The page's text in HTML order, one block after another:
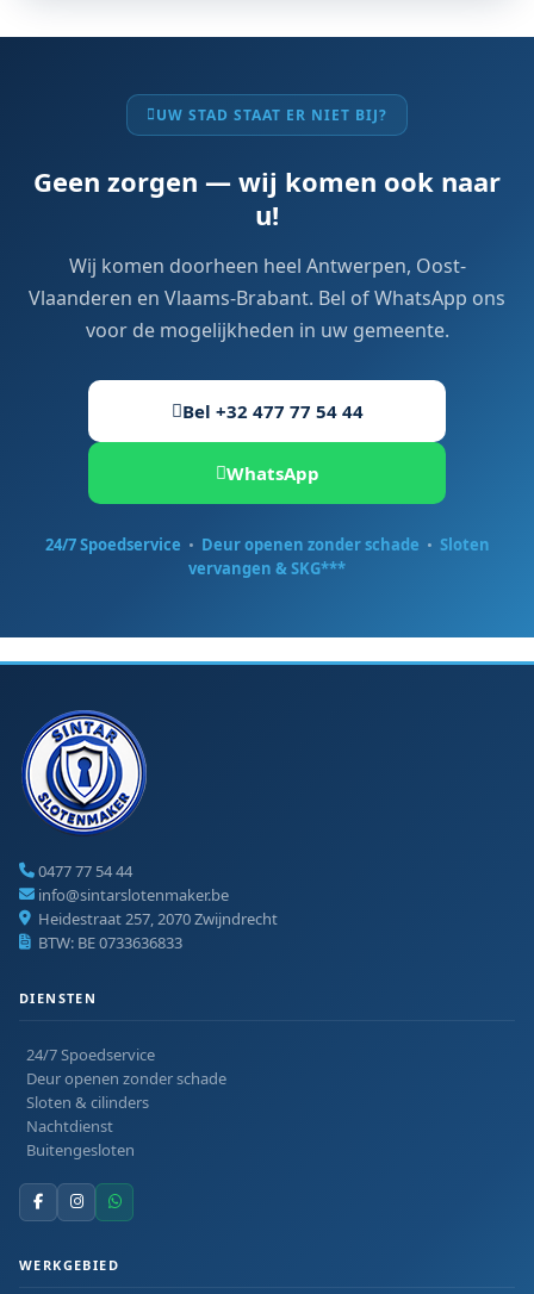
UW STAD STAAT ER NIET BIJ?
Geen zorgen — wij komen ook naar
u!
Wij komen doorheen heel Antwerpen, Oost-
Vlaanderen en Vlaams-Brabant. Bel of WhatsApp ons
voor de mogelijkheden in uw gemeente.
Bel +32 477 77 54 44
WhatsApp
24/7 Spoedservice • Deur openen zonder schade • Sloten
vervangen & SKG***
0477 77 54 44
info@sintarslotenmaker.be
Heidestraat 257, 2070 Zwijndrecht
BTW: BE 0733636833
DIENSTEN
24/7 Spoedservice
Deur openen zonder schade
Sloten & cilinders
Nachtdienst
Buitengesloten
WERKGEBIED